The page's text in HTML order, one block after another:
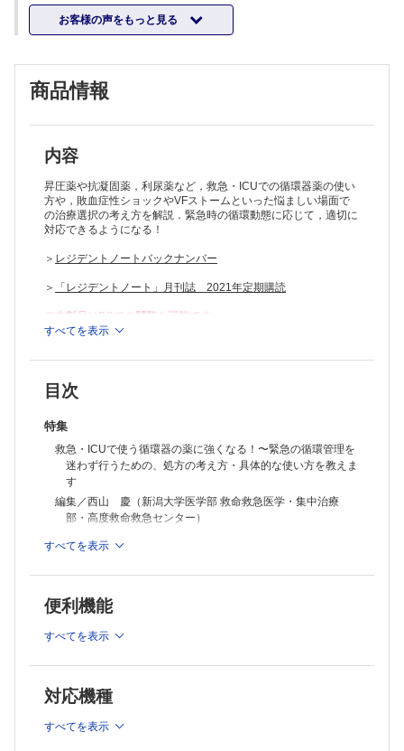
お客様の声をもっと見る
商品情報
内容
昇圧薬や抗凝固薬，利尿薬など，救急・ICUでの循環器薬の使い
方や，敗血症性ショックやVFストームといった悩ましい場面で
の治療選択の考え方を解説．緊急時の循環動態に応じて，適切に
対応できるようになる！
＞ レジデントノートバックナンバー
＞ 「レジデントノート」月刊誌 2021年定期購読
※本製品はPCでの閲覧も可能です。
製品のご購入後、「購入済ライセンス一覧」より、オンライン環
認ください。
最新版
すべてを表示
目次
特集
救急・ICUで使う循環器の薬に強くなる！〜緊急の循環管理を
迷わず行うための、処方の考え方・具体的な使い方を教えま
す
編集／西山 慶（新潟大学医学部 救命救急医学・集中治療
部・高度救命救急センター）
特集にあたって【西山 慶】
敗血症性ショック，輸液蘇生の後どうするか：カテコラミン・
バソプレシン・ステロイドの使い方【吉田浩輔】
ICUでの心房細動の管理はこうしよう：ABCパスウェイに基づ
いたstep upメソッド【津久田純平】
﨑淳一】
専門医でなくてもこれだけは知っておきたい抗凝固療法【阿
部 充】
利尿薬：循環器専門医はこう使い分けている【多田朋弥】
すべてを表示
便利機能
すべてを表示
対応機種
すべてを表示